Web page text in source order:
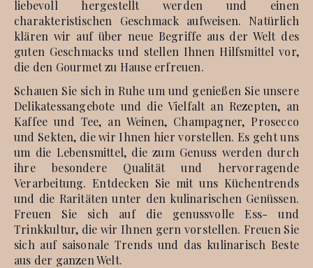
liebevoll hergestellt werden und einen
charakteristischen Geschmack aufweisen. Natürlich
klären wir auf über neue Begriffe aus der Welt des
guten Geschmacks und stellen Ihnen Hilfsmittel vor,
die den Gourmet zu Hause erfreuen.
Schauen Sie sich in Ruhe um und genießen Sie unsere
Delikatessangebote und die Vielfalt an Rezepten, an
Kaffee und Tee, an Weinen, Champagner, Prosecco
und Sekten, die wir Ihnen hier vorstellen. Es geht uns
um die Lebensmittel, die zum Genuss werden durch
ihre besondere Qualität und hervorragende
Verarbeitung. Entdecken Sie mit uns Küchentrends
und die Raritäten unter den kulinarischen Genüssen.
Freuen Sie sich auf die genussvolle Ess- und
Trinkkultur, die wir Ihnen gern vorstellen. Freuen Sie
sich auf saisonale Trends und das kulinarisch Beste
aus der ganzen Welt.